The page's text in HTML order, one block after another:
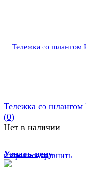
избранное сравнить
Тележка со
(0)
Нет в наличии
Узнать цену